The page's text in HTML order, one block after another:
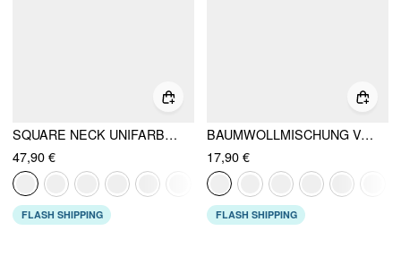
SQUARE NECK UNIFARBEN CROP TANK TOP MIT HIGH RISE ABSTRAKT GEKNOTETEN WEITEN HOSEN
47,90 €
FLASH SHIPPING
BAUMWOLLMISCHUNG V-AUSSCHNITT RAFFUNG TANK TOP
17,90 €
FLASH SHIPPING